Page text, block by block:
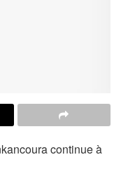
continue à